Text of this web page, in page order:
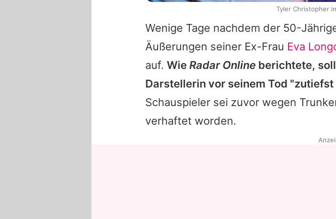
Wenige Tage nachdem der 50-
Äußerungen seiner Ex-Frau Eva
auf. Wie Radar Online berichtete,
Darstellerin vor seinem Tod
Schauspieler sei zuvor wegen
verhaftet worden.
Tyler Christopher